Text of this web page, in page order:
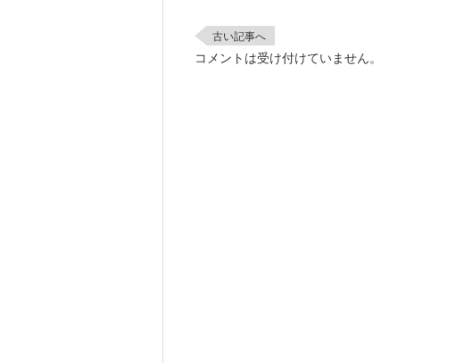
古い記事へ
コメントは受け付けていません。